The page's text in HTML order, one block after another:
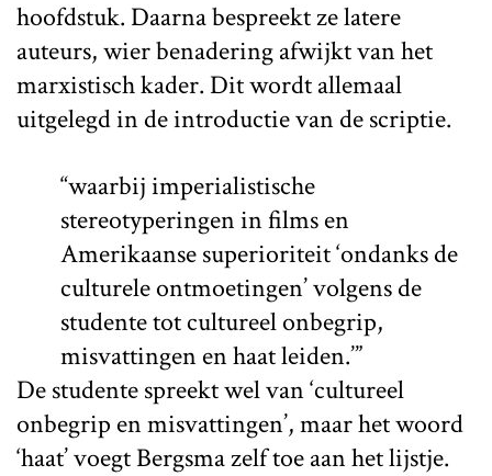
hoofdstuk. Daarna bespreekt ze latere
auteurs, wier benadering afwijkt van het
marxistisch kader. Dit wordt allemaal
uitgelegd in de introductie van de scriptie.
“waarbij imperialistische
stereotyperingen in films en
Amerikaanse superioriteit ‘ondanks de
culturele ontmoetingen’ volgens de
studente tot cultureel onbegrip,
misvattingen en haat leiden.’”
De studente spreekt wel van ‘cultureel
onbegrip en misvattingen’, maar het woord
‘haat’ voegt Bergsma zelf toe aan het lijstje.